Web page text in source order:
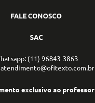
FALE CONOSCO
SAC
(11) 96843-3863
atendimento@ofitexto.com.br
exclusivo ao professor